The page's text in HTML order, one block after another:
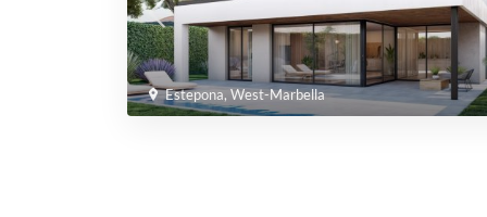
Estepona, West-Marbella